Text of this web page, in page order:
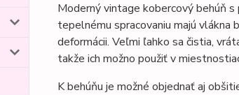
Moderný vintage kobercový behúň
tepelnému spracovaniu majú vlákna
deformácii. Veľmi ľahko sa čistia,
takže ich možno použiť v
K behúňu je možné objednať aj